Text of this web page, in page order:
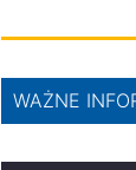
WAŻNE